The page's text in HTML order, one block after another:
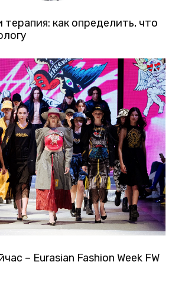
терапия: как определить, что
– Eurasian Fashion Week FW